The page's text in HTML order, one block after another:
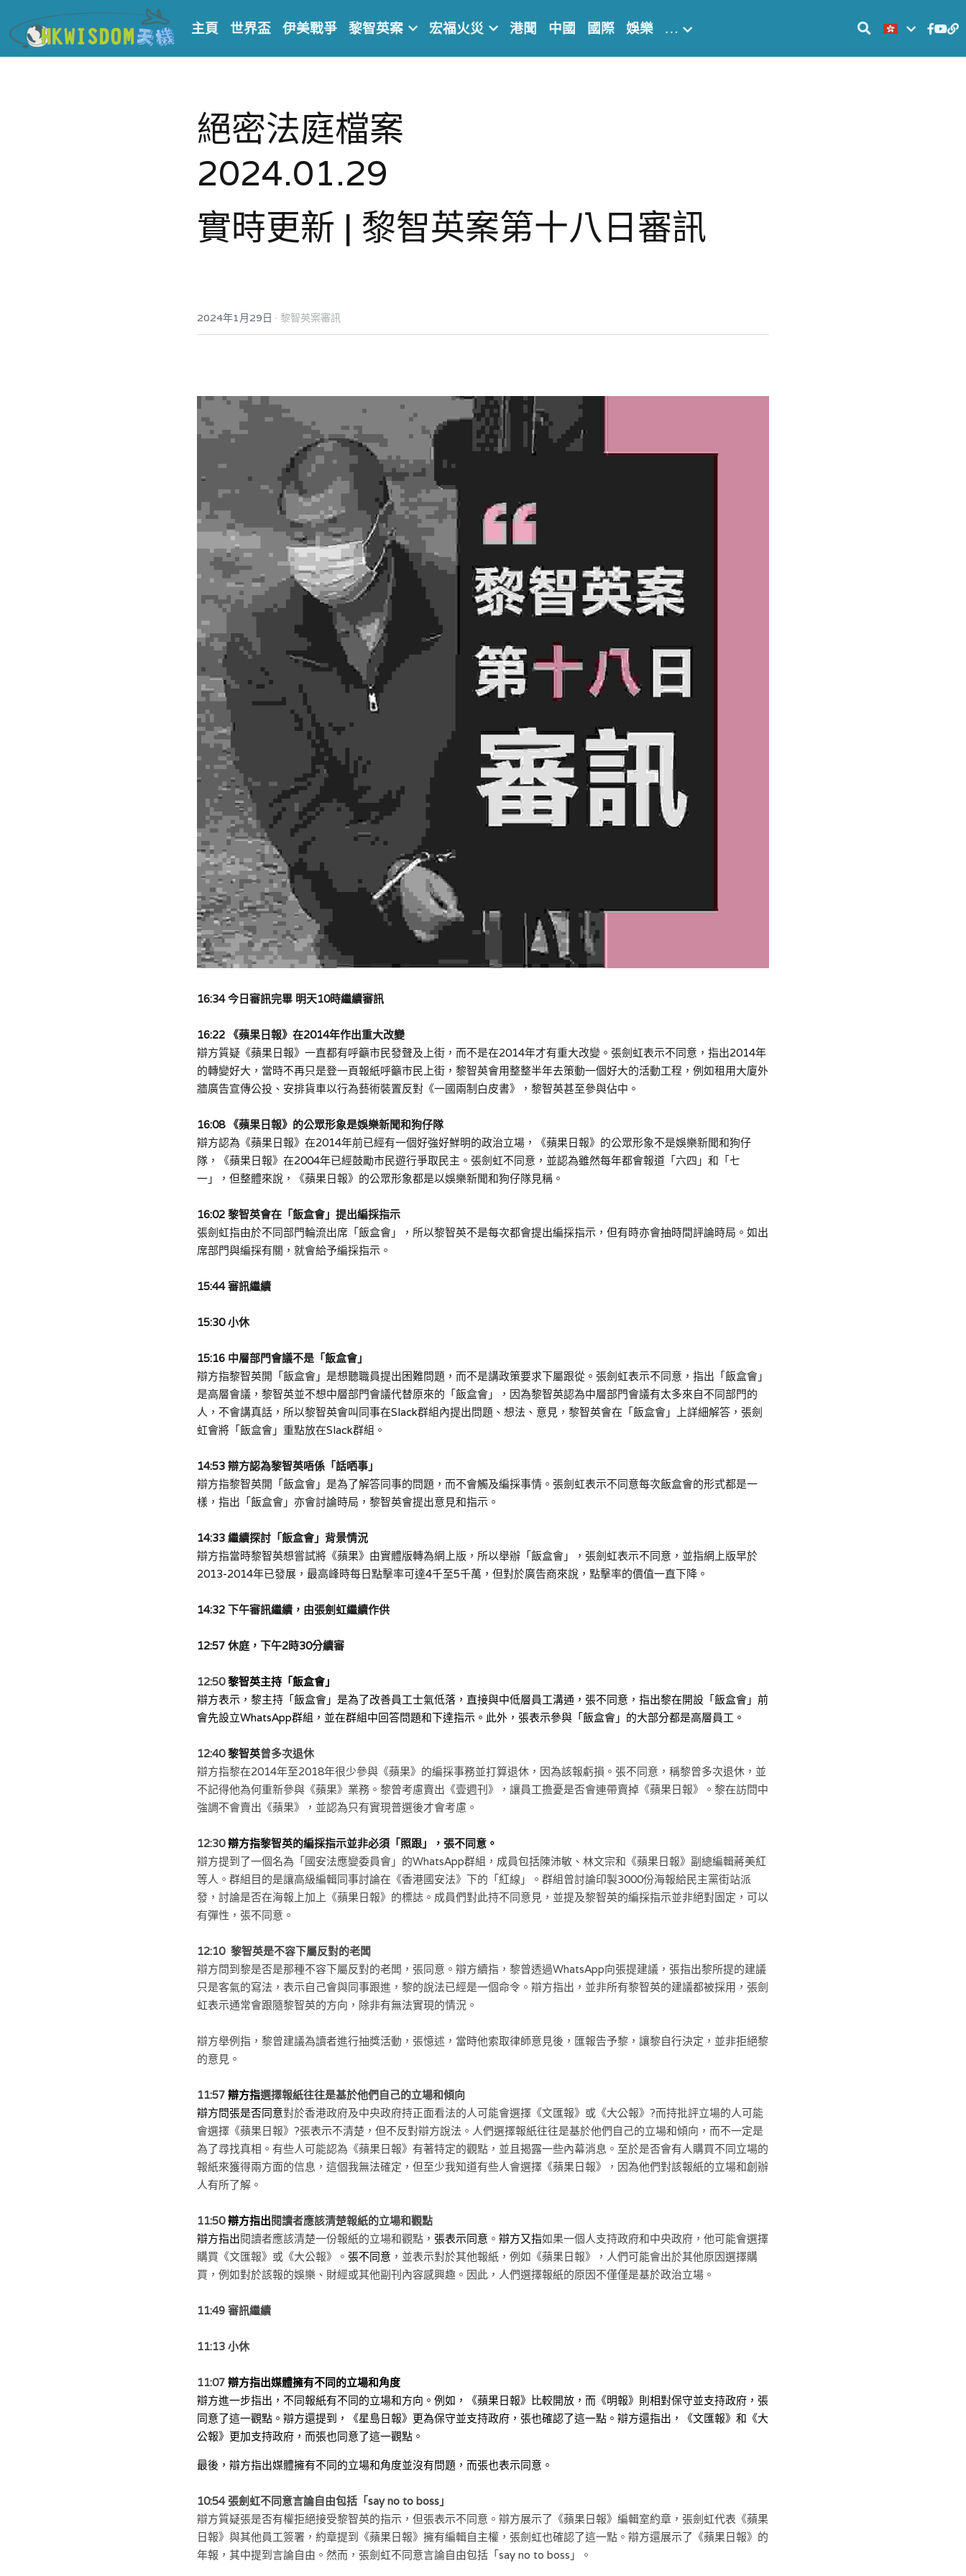
主頁 世界盃 伊美戰爭 黎智英案 宏福火災 港聞 中國 國際 娛樂 …
絕密法庭檔案
2024.01.29
實時更新 | 黎智英案第十八日審訊
2024年1月29日 · 黎智英案審訊
16:34 今日審訊完畢 明天10時繼續審訊
16:22 《蘋果日報》在2014年作出重大改變
辯方質疑《蘋果日報》一直都有呼籲市民發聲及上街，而不是在2014年才有重大改變。 張劍虹表示不同意，指出2014年
的轉變好大 ， 當時不再只是登一頁報紙呼籲市民上街， 黎智英會用整整半年去策動一個好大的活動工程 ， 例如租用大廈外
牆廣告宣傳公投、安排貨車以行為藝術裝置反對《一國兩制白皮書》，黎智英甚至參與佔中 。
16:08 《蘋果日報》的公眾形象是娛樂新聞和狗仔隊
辯方認為《蘋果日報》在2014年前已經有一個好強好鮮明的政治立場，《蘋果日報》的公眾形象不是娛樂新聞和狗仔
隊，
《蘋果日報》在2004年已經鼓勵市民遊行爭取民主。張劍虹不同意，並認為雖然每年都會報道「六四」和「七
一」，但整體來說，《蘋果日報》的公眾形象都是以娛樂新聞和狗仔隊見稱。
16:02 黎智英會在「飯盒會」提出編採指示
張劍虹指由於不同部門輪流出席「飯盒會」，所以黎智英不是每次都會提出編採指示，但有時亦會抽時間評論時局。如出
席部門與編採有關，就會給予編採指示。
15:44 審訊繼續
15:30 小休
15:16 中層部門會議不是「飯盒會」
辯方指黎智英開「飯盒會」是想聽職員提出困難問題，而不是講政策要求下屬跟從。張劍虹表示不同意，指出「飯盒會」
是高層會議，黎智英並不想中層部門會議代替原來的「飯盒會」， 因為黎智英認為中層部門會議有太多來自不同部門的
人，不會講真話 ， 所以黎智英會叫同事在Slack群組內提出問題、想法、意見，黎智英會在「飯盒會」上詳細解答，張劍
虹會將 「飯盒會」 重點放在Slack群組 。
14:53 辯方認為黎智英唔係「話哂事」
辯方指黎智英開「飯盒會」是為了解答同事的問題，而不會觸及編採事情。張劍虹表示不同意每次飯盒會的形式都是一
樣，指出「飯盒會」亦會討論時局，黎智英會提出意見和指示 。
14:33 繼續探討 「飯盒會」 背景情況
辯方指當時黎智英想嘗試將《蘋果》由實體版轉為網上版，所以舉辦「飯盒會」 ， 張劍虹表示不同意，並指網上版早於
2013-2014年已發展 ， 最高峰時每日點擊率可達4千至5千萬，但對於廣告商來說， 點擊率的價值一直下降 。
14:32 下午審訊繼續，由張劍虹繼續作供
12:57 休庭，下午2時30分續審
12:50 黎智英主持「飯盒會」
辯方表示，黎主持「飯盒會」是為了改善員工士氣低落，直接與中低層員工溝通，張不同意，指出黎在開設「飯盒會」前
會先設立WhatsApp群組，並在群組中回答問題和下達指示。此外，張表示參與「飯盒會」的大部分都是高層員工。
12:40 黎智英曾多次退休
辯方指黎在2014年至2018年很少參與《蘋果》的編採事務並打算退休，因為該報虧損。張不同意，稱黎曾多次退休，並
不記得他為何重新參與《蘋果》業務。黎曾考慮賣出《壹週刊》，讓員工擔憂是否會連帶賣掉《蘋果日報》。黎在訪問中
強調不會賣出《蘋果》，並認為只有實現普選後才會考慮。
12:30 辯方指黎智英的編採指示並非必須「照跟」，張不同意。
辯方提到了一個名為「國安法應變委員會」的WhatsApp群組，成員包括陳沛敏、林文宗和《蘋果日報》副總編輯蔣美紅
等人。群組目的是讓高級編輯同事討論在《香港國安法》下的「紅線」。群組曾討論印製3000份海報給民主黨街站派
發，討論是否在海報上加上《蘋果日報》的標誌。成員們對此持不同意見，並提及黎智英的編採指示並非絕對固定，可以
有彈性，張不同意。
12:10  黎智英是不容下屬反對的老闆
辯方問到黎是否是那種不容下屬反對的老闆，張同意。辯方續指，黎曾透過WhatsApp向張提建議，張指出黎所提的建議
只是客氣的寫法，表示自己會與同事跟進，黎的說法已經是一個命令。辯方指出，並非所有黎智英的建議都被採用，張劍
虹表示通常會跟隨黎智英的方向，除非有無法實現的情況。
辯方舉例指，黎曾建議為讀者進行抽獎活動，張憶述，當時他索取律師意見後，匯報告予黎，讓黎自行決定，並非拒絕黎
的意見。
11:57 辯方指選擇報紙往往是基於他們自己的立場和傾向
辯方問張是否同意對於香港政府及中央政府持正面看法的人可能會選擇《文匯報》或《大公報》?而持批評立場的人可能
會選擇《蘋果日報》?張表示不清楚，但不反對辯方說法 。人們選擇報紙往往是基於他們自己的立場和傾向，而不一定是
為了尋找真相。有些人可能認為《蘋果日報》有著特定的觀點，並且揭露一些內幕消息。至於是否會有人購買不同立場的
報紙來獲得兩方面的信息，這個我無法確定，但至少我知道有些人會選擇《蘋果日報》，因為他們對該報紙的立場和創辦
人有所了解。
11:50 辯方指出 閱讀者應該清楚報紙的立場和觀點
辯方指出閱讀者應該清楚一份報紙的立場和觀點， 張表示同意 。 辯方又指如果一個人支持政府和中央政府，他可能會選擇
購買《文匯報》或《大公報》。 張不同意 ，並表示對於其他報紙，例如《蘋果日報》，人們可能會出於其他原因選擇購
買，例如對於該報的娛樂、財經或其他副刊內容感興趣。因此，人們選擇報紙的原因不僅僅是基於政治立場。
11:49 審訊繼續
11:13 小休
11:07 辯方指出媒體擁有不同的立場和角度
辯方進一步指出，不同報紙有不同的立場和方向。例如，《蘋果日報》比較開放，而《明報》則相對保守並支持政府，張
同意了這一觀點。辯方還提到，《星島日報》更為保守並支持政府，張也確認了這一點。辯方還指出，《文匯報》和《大
公報》更加支持政府，而張也同意了這一觀點。
最後，辯方指出媒體擁有不同的立場和角度並沒有問題，而張也表示同意。
10:54 張劍虹不同意言論自由包括「say no to boss」
辯方質疑張是否有權拒絕接受黎智英的指示，但張表示不同意。辯方展示了《蘋果日報》編輯室約章，張劍虹代表《蘋果
日報》與其他員工簽署，約章提到《蘋果日報》擁有編輯自主權，張劍虹也確認了這一點。辯方還展示了《蘋果日報》的
年報，其中提到言論自由。然而，張劍虹不同意言論自由包括「say no to boss」。